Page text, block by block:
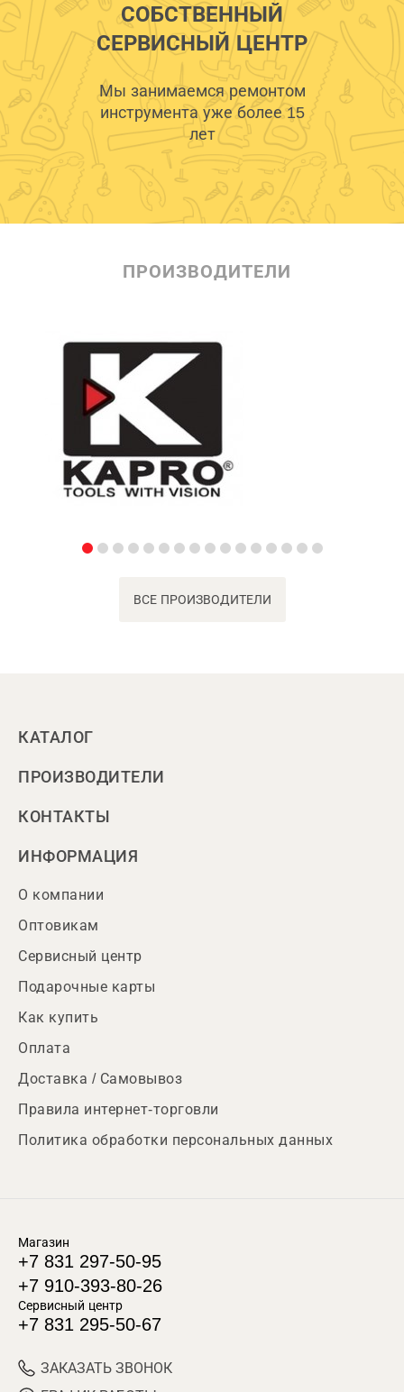
СОБСТВЕННЫЙ
СЕРВИСНЫЙ ЦЕНТР
Мы занимаемся ремонтом
инструмента уже более 15
лет
ПРОИЗВОДИТЕЛИ
ВСЕ ПРОИЗВОДИТЕЛИ
КАТАЛОГ
ПРОИЗВОДИТЕЛИ
КОНТАКТЫ
ИНФОРМАЦИЯ
О компании
Оптовикам
Сервисный центр
Подарочные карты
Как купить
Оплата
Доставка / Самовывоз
Правила интернет-торговли
Политика обработки персональных данных
Магазин
+7 831 297-50-95
+7 910-393-80-26
Сервисный центр
+7 831 295-50-67
ЗАКАЗАТЬ ЗВОНОК